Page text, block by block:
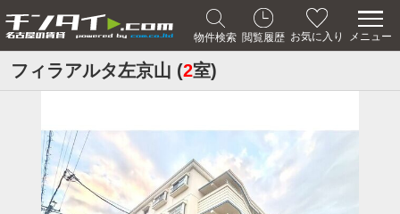
物件検索 閲覧履歴 お気に入り メニュー
フィラアルタ左京山 (2室)